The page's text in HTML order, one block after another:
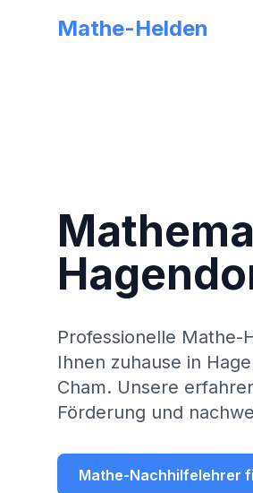
Mathe-Helden
Professionelle Mathe-
Ihnen zuhause in
Cham. Unsere
Förderung und
Mathe-Nachhilfelehrer